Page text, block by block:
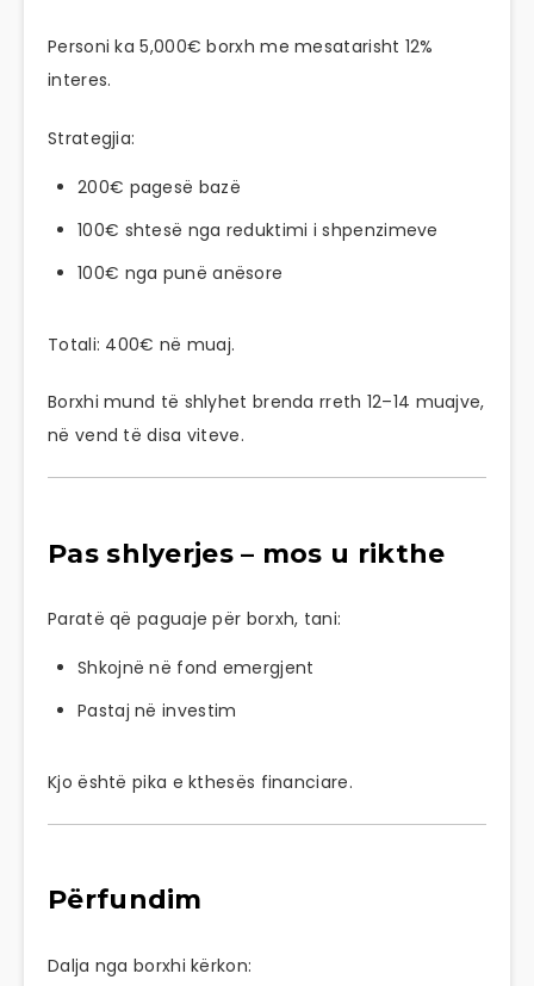
Personi ka 5,000€ borxh me mesatarisht 12%
interes.
Strategjia:
200€ pagesë bazë
100€ shtesë nga reduktimi i shpenzimeve
100€ nga punë anësore
Totali: 400€ në muaj.
Borxhi mund të shlyhet brenda rreth 12–14 muajve,
në vend të disa viteve.
Pas shlyerjes – mos u rikthe
Paratë që paguaje për borxh, tani:
Shkojnë në fond emergjent
Pastaj në investim
Kjo është pika e kthesës financiare.
Përfundim
Dalja nga borxhi kërkon: